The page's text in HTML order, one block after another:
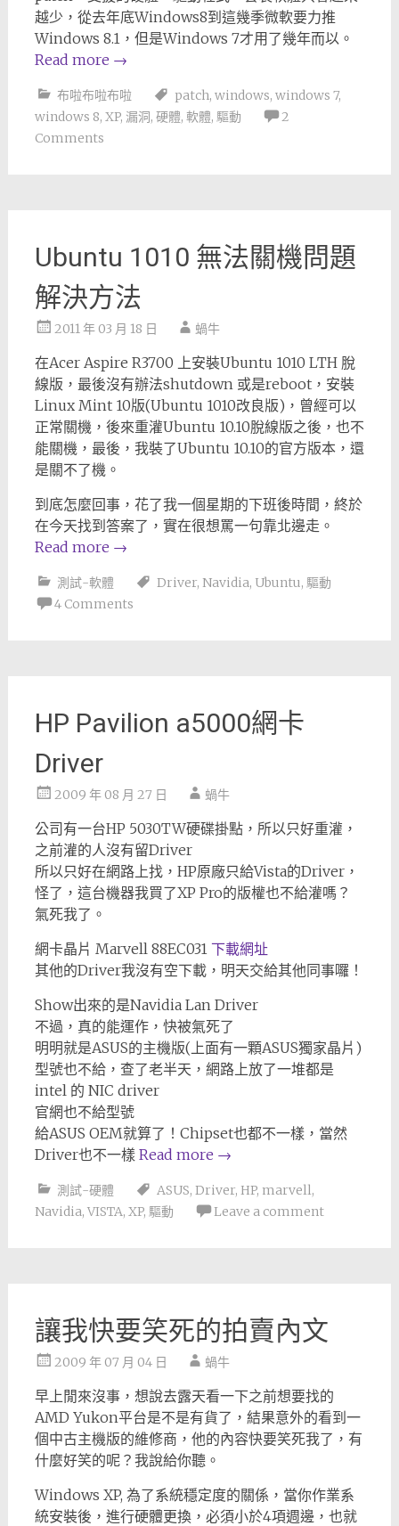
越少，從去年底Windows8到這幾季微軟要力推
Windows 8.1，但是Windows 7才用了幾年而以。
Read more →
布啦布啦布啦 patch, windows, windows 7,
windows 8, XP, 漏洞, 硬體, 軟體, 驅動
2
Comments
Ubuntu 1010 無法關機問題
解決方法
2011 年 03 月 18 日 蝸牛
在Acer Aspire R3700 上安裝Ubuntu 1010 LTH 脫
線版，最後沒有辦法shutdown 或是reboot，安裝
Linux Mint 10版(Ubuntu 1010改良版)，曾經可以
正常關機，後來重灌Ubuntu 10.10脫線版之後，也不
能關機，最後，我裝了Ubuntu 10.10的官方版本，還
是關不了機。
到底怎麼回事，花了我一個星期的下班後時間，終於
在今天找到答案了，實在很想罵一句靠北邊走。
Read more →
測試-軟體 Driver, Navidia, Ubuntu, 驅動
4 Comments
HP Pavilion a5000網卡
Driver
2009 年 08 月 27 日 蝸牛
公司有一台HP 5030TW硬碟掛點，所以只好重灌，
之前灌的人沒有留Driver
所以只好在網路上找，HP原廠只給Vista的Driver，
怪了，這台機器我買了XP Pro的版權也不給灌嗎？
氣死我了。
網卡晶片 Marvell 88EC031 下載網址
其他的Driver我沒有空下載，明天交給其他同事囉！
Show出來的是Navidia Lan Driver
不過，真的能運作，快被氣死了
明明就是ASUS的主機版(上面有一顆ASUS獨家晶片)
型號也不給，查了老半天，網路上放了一堆都是
intel 的 NIC driver
官網也不給型號
給ASUS OEM就算了！Chipset也都不一樣，當然
Driver也不一樣 Read more →
測試-硬體 ASUS, Driver, HP, marvell,
Navidia, VISTA, XP, 驅動 Leave a comment
讓我快要笑死的拍賣內文
2009 年 07 月 04 日 蝸牛
早上閒來沒事，想說去露天看一下之前想要找的
AMD Yukon平台是不是有貨了，結果意外的看到一
個中古主機版的維修商，他的內容快要笑死我了，有
什麼好笑的呢？我說給你聽。
Windows XP, 為了系統穩定度的關係，當你作業系
統安裝後，進行硬體更換，必須小於4項週邊，也就